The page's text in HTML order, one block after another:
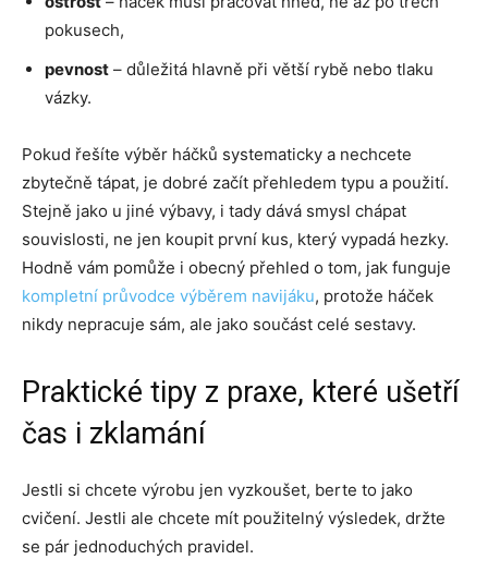
pokusech,
pevnost – důležitá hlavně při větší rybě nebo tlaku
vázky.
Pokud řešíte výběr háčků systematicky a nechcete
zbytečně tápat, je dobré začít přehledem typu a použití.
Stejně jako u jiné výbavy, i tady dává smysl chápat
souvislosti, ne jen koupit první kus, který vypadá hezky.
Hodně vám pomůže i obecný přehled o tom, jak funguje
kompletní průvodce výběrem navijáku, protože háček
nikdy nepracuje sám, ale jako součást celé sestavy.
Praktické tipy z praxe, které ušetří
čas i zklamání
Jestli si chcete výrobu jen vyzkoušet, berte to jako
cvičení. Jestli ale chcete mít použitelný výsledek, držte
se pár jednoduchých pravidel.